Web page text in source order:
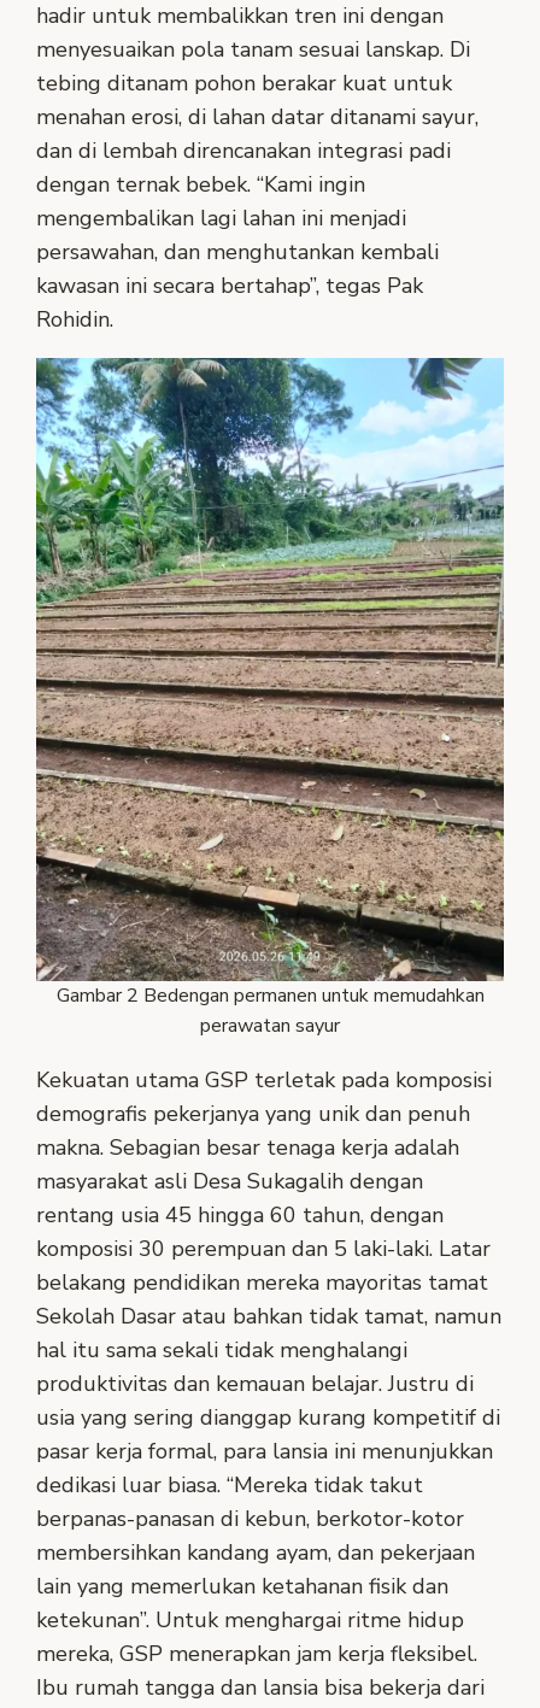
hadir untuk membalikkan tren ini dengan
menyesuaikan pola tanam sesuai lanskap. Di
tebing ditanam pohon berakar kuat untuk
menahan erosi, di lahan datar ditanami sayur,
dan di lembah direncanakan integrasi padi
dengan ternak bebek. “Kami ingin
mengembalikan lagi lahan ini menjadi
persawahan, dan menghutankan kembali
kawasan ini secara bertahap”, tegas Pak
Rohidin.
Gambar 2 Bedengan permanen untuk memudahkan
perawatan sayur
Kekuatan utama GSP terletak pada komposisi
demografis pekerjanya yang unik dan penuh
makna. Sebagian besar tenaga kerja adalah
masyarakat asli Desa Sukagalih dengan
rentang usia 45 hingga 60 tahun, dengan
komposisi 30 perempuan dan 5 laki-laki. Latar
belakang pendidikan mereka mayoritas tamat
Sekolah Dasar atau bahkan tidak tamat, namun
hal itu sama sekali tidak menghalangi
produktivitas dan kemauan belajar. Justru di
usia yang sering dianggap kurang kompetitif di
pasar kerja formal, para lansia ini menunjukkan
dedikasi luar biasa. “Mereka tidak takut
berpanas-panasan di kebun, berkotor-kotor
membersihkan kandang ayam, dan pekerjaan
lain yang memerlukan ketahanan fisik dan
ketekunan”. Untuk menghargai ritme hidup
mereka, GSP menerapkan jam kerja fleksibel.
Ibu rumah tangga dan lansia bisa bekerja dari